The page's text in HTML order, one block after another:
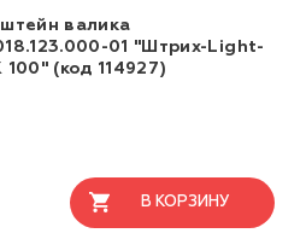
валика
01 "Штрих-Light-
(код 114927)
В КОРЗИНУ